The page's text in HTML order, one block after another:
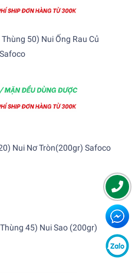
50) Nui Ống Rau Củ
Nui Nơ Tròn(200gr) Safoco
45) Nui Sao (200gr)